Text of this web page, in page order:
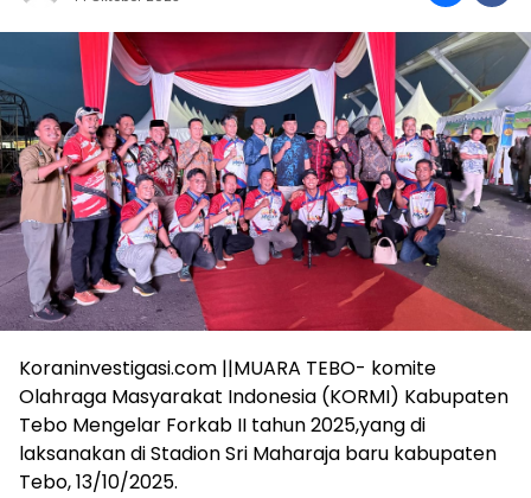
Koraninvestigasi.com ||MUARA TEBO- komite
Olahraga Masyarakat Indonesia (KORMI) Kabupaten
Tebo Mengelar Forkab II tahun 2025,yang di
laksanakan di Stadion Sri Maharaja baru kabupaten
Tebo, 13/10/2025.